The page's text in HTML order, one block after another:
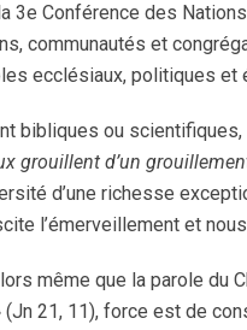
3e Conférence des
communautés et
ecclésiaux, politiques et
bibliques ou scientifiques,
grouillent d’un
d’une richesse
l’émerveillement et
même que la parole du
(Jn 21, 11), force est de